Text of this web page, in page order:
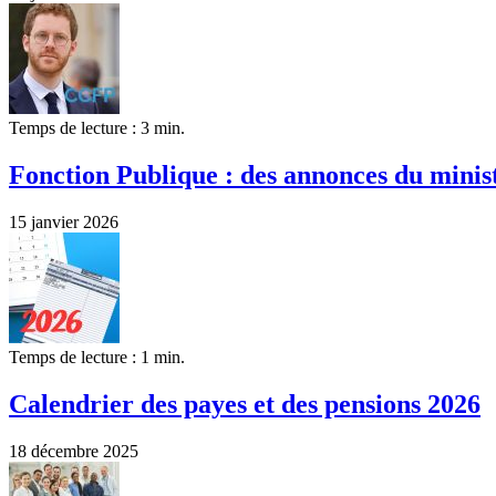
Temps de lecture : 3 min.
Fonction Publique : des annonces du
15 janvier 2026
Temps de lecture : 1 min.
Calendrier des payes et des pensions 2026
18 décembre 2025